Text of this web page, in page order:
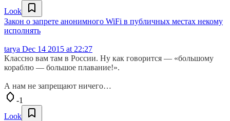
Look
Закон о запрете анонимного WiFi в публичных местах некому
исполнять
tarya Dec 14 2015 at 22:27
Классно вам там в России. Ну как говорится — «большому
кораблю — большое плавание!».
А нам не запрещают ничего…
-1
Look